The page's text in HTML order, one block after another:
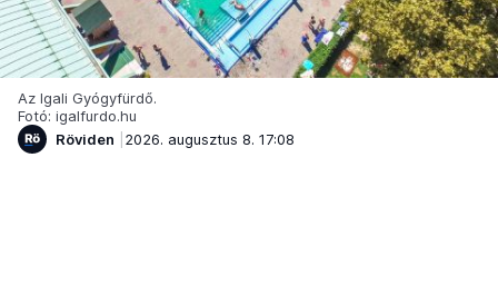
Az Igali Gyógyfürdő.
Fotó: igalfurdo.hu
Röviden
2026. augusztus 8. 17:08